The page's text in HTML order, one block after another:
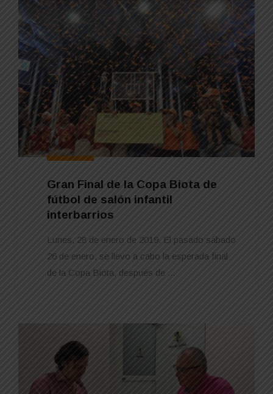
Gran Final de la Copa Biota de
fútbol de salón infantil
interbarrios
Lunes, 28 de enero de 2019. El pasado sábado
26 de enero, se llevo a cabo la esperada final
de la Copa Biota, después de ...